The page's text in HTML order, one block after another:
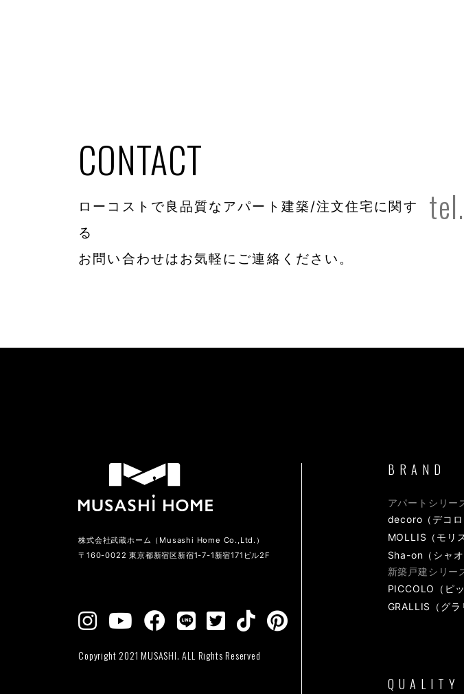
CONTACT
ローコストで良品質なアパート建築/注文住宅に関す
る
お問い合わせはお気軽にご連絡ください。
株式会社武蔵ホーム（Musashi Home Co.,Ltd.）
〒160-0022 東京都新宿区新宿1-7-1新宿171ビル2F
Copyright 2021 MUSASHI. ALL Rights Reserved
BRAND
アパートシリー
decoro（デコロ
MOLLIS（モリス
Sha-on（シャオ
新築戸建シリー
PICCOLO（ピッ
GRALLIS（グラ
QUALITY